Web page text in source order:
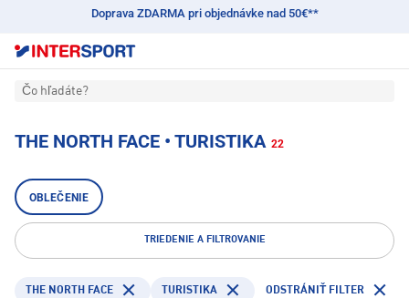
Doprava ZDARMA pri objednávke nad 50€**
Čo hľadáte?
THE NORTH FACE • TURISTIKA 22
OBLEČENIE
TRIEDENIE A FILTROVANIE
THE NORTH FACE TURISTIKA ODSTRÁNIŤ FILTER